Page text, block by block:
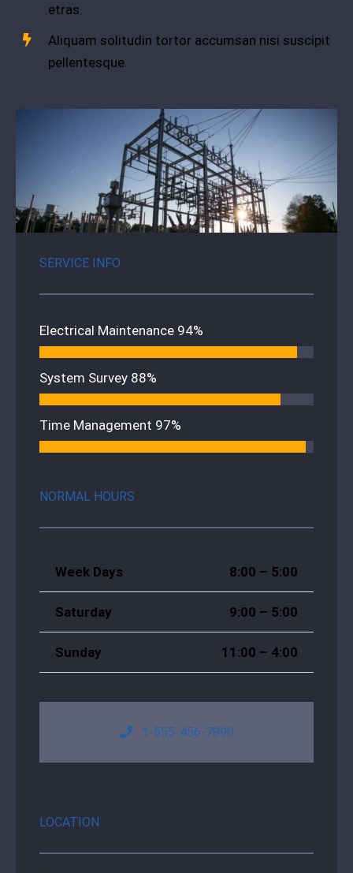
etras.
Aliquam solitudin tortor accumsan nisi suscipit
pellentesque.
SERVICE INFO
Electrical Maintenance 94%
System Survey 88%
Time Management 97%
NORMAL HOURS
Week Days 8:00 – 5:00
Saturday 9:00 – 5:00
Sunday 11:00 – 4:00
1-555-456-7890
LOCATION